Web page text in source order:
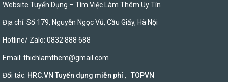
Website Tuyển Dụng – Tìm Việc Làm Thêm Uy Tín
Địa chỉ: Số 179, Nguyễn Ngọc Vũ, Cầu Giấy, Hà Nội
Hotline/ Zalo: 0832 888 688
Email: thichlamthem@gmail.com
Đối tác: HRC.VN Tuyển dụng miễn phí, TOPVN